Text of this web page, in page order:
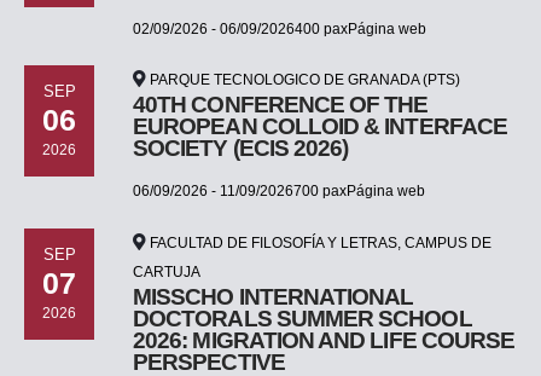
02/09/2026 - 06/09/2026400 paxPágina web
SEP
06
2026
PARQUE TECNOLOGICO DE GRANADA (PTS)
40TH CONFERENCE OF THE
EUROPEAN COLLOID & INTERFACE
SOCIETY (ECIS 2026)
06/09/2026 - 11/09/2026700 paxPágina web
SEP
07
2026
FACULTAD DE FILOSOFÍA Y LETRAS, CAMPUS DE
CARTUJA
MISSCHO INTERNATIONAL
DOCTORALS SUMMER SCHOOL
2026: MIGRATION AND LIFE COURSE
PERSPECTIVE